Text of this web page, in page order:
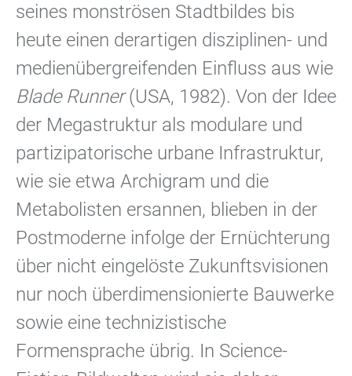
seines monströsen Stadtbildes bis
heute einen derartigen disziplinen- und
medienübergreifenden Einfluss aus wie
Blade Runner(USA, 1982). Von der Idee
der Megastruktur als modulare und
partizipatorische urbane Infrastruktur,
wie sie etwa Archigram und die
Metabolisten ersannen, blieben in der
Postmoderne infolge der Ernüchterung
über nicht eingelöste Zukunftsvisionen
nur noch überdimensionierte Bauwerke
sowie eine technizistische
Formensprache übrig. In Science-